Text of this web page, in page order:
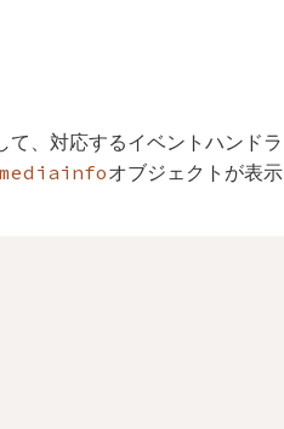
て、対応するイベントハンドラ
mediainfoオブジェクトが表示